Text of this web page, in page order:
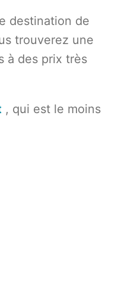
destination de
trouverez une
à des prix très
, qui est le moins